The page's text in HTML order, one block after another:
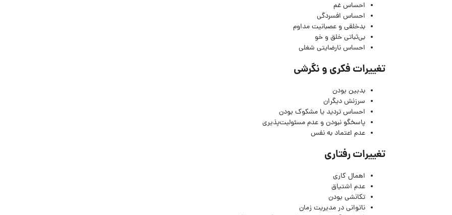
احساس غم
احساس افسردگی
بدخلقی و عصبانیت مداوم
بی‌ثباتی خلق و خو
احساس نارضایتی شغلی
تغییرات فکری و نگرشی
بدبین بودن
سرزنش دیگران
احساس تردید یا مشکوک بودن
پاسخگو نبودن و عدم مسئولیت‌پذیری
عدم اعتماد به نفس
تغییرات رفتاری
اهمال کاری
عدم اشتیاق
تکانشی بودن
ناتوانی در مدیریت زمان